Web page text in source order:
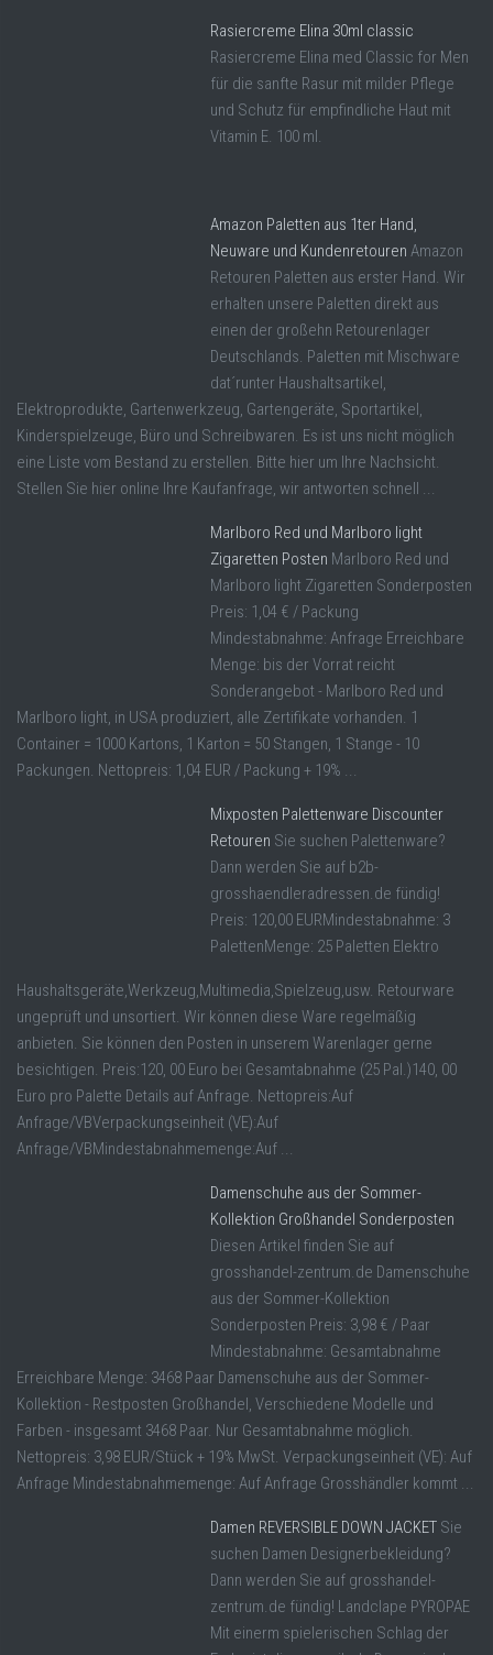
Rasiercreme Elina 30ml classic
Rasiercreme Elina med Classic for Men
für die sanfte Rasur mit milder Pflege
und Schutz für empfindliche Haut mit
Vitamin E. 100 ml.
Amazon Paletten aus 1ter Hand,
Neuware und Kundenretouren Amazon
Retouren Paletten aus erster Hand. Wir
erhalten unsere Paletten direkt aus
einen der großehn Retourenlager
Deutschlands. Paletten mit Mischware
dat´runter Haushaltsartikel,
Elektroprodukte, Gartenwerkzeug, Gartengeräte, Sportartikel,
Kinderspielzeuge, Büro und Schreibwaren. Es ist uns nicht möglich
eine Liste vom Bestand zu erstellen. Bitte hier um Ihre Nachsicht.
Stellen Sie hier online Ihre Kaufanfrage, wir antworten schnell ...
Marlboro Red und Marlboro light
Zigaretten Posten Marlboro Red und
Marlboro light Zigaretten Sonderposten
Preis: 1,04 € / Packung
Mindestabnahme: Anfrage Erreichbare
Menge: bis der Vorrat reicht
Sonderangebot - Marlboro Red und
Marlboro light, in USA produziert, alle Zertifikate vorhanden. 1
Container = 1000 Kartons, 1 Karton = 50 Stangen, 1 Stange - 10
Packungen. Nettopreis: 1,04 EUR / Packung + 19% ...
Mixposten Palettenware Discounter
Retouren Sie suchen Palettenware?
Dann werden Sie auf b2b-
grosshaendleradressen.de fündig!
Preis: 120,00 EURMindestabnahme: 3
PalettenMenge: 25 Paletten Elektro
Haushaltsgeräte,Werkzeug,Multimedia,Spielzeug,usw. Retourware
ungeprüft und unsortiert. Wir können diese Ware regelmäßig
anbieten. Sie können den Posten in unserem Warenlager gerne
besichtigen. Preis:120, 00 Euro bei Gesamtabnahme (25 Pal.)140, 00
Euro pro Palette Details auf Anfrage. Nettopreis:Auf
Anfrage/VBVerpackungseinheit (VE):Auf
Anfrage/VBMindestabnahmemenge:Auf ...
Damenschuhe aus der Sommer-
Kollektion Großhandel Sonderposten
Diesen Artikel finden Sie auf
grosshandel-zentrum.de Damenschuhe
aus der Sommer-Kollektion
Sonderposten Preis: 3,98 € / Paar
Mindestabnahme: Gesamtabnahme
Erreichbare Menge: 3468 Paar Damenschuhe aus der Sommer-
Kollektion - Restposten Großhandel, Verschiedene Modelle und
Farben - insgesamt 3468 Paar. Nur Gesamtabnahme möglich.
Nettopreis: 3,98 EUR/Stück + 19% MwSt. Verpackungseinheit (VE): Auf
Anfrage Mindestabnahmemenge: Auf Anfrage Grosshändler kommt ...
Damen REVERSIBLE DOWN JACKET Sie
suchen Damen Designerbekleidung?
Dann werden Sie auf grosshandel-
zentrum.de fündig! Landclape PYROPAE
Mit einerm spielerischen Schlag der